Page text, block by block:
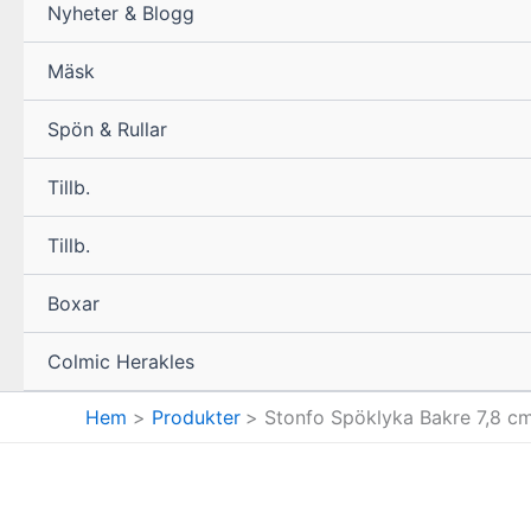
Nyheter & Blogg
Mäsk
Spön & Rullar
Tillb.
Tillb.
Boxar
Colmic Herakles
Hem Produkter Stonfo Spöklyka Bakre 7,8